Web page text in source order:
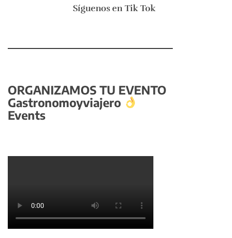
Síguenos en Tik Tok
ORGANIZAMOS TU EVENTO
Gastronomoyviajero
Events